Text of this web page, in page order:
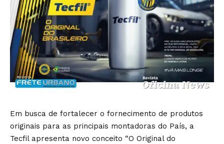
Em busca de fortalecer o fornecimento de produtos
originais para as principais montadoras do País, a
Tecfil apresenta novo conceito “O Original do